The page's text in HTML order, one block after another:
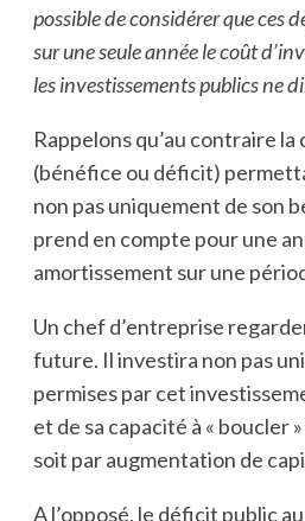
possible de considérer que ces
sur une seule année le coût
les investissements publics ne
Rappelons qu’au contraire
(bénéfice ou déficit)
non pas uniquement de son
prend en compte pour une
amortissement sur une
Un chef d’entreprise
future. Il investira non pas
permises par cet
et de sa capacité à «
soit par augmentation de
A l’opposé, le déficit public